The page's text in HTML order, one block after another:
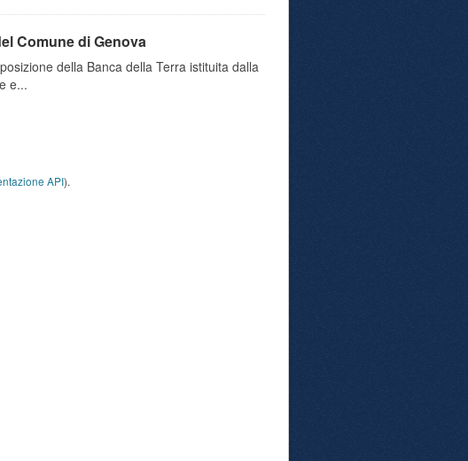
Comune di Genova
della Banca della Terra istituita dalla
e...
API).